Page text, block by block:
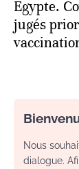
Egypte.
jugés
Nous
dialogue.